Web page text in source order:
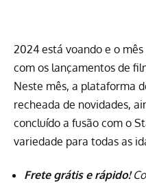
2024 está voando e o
com os lançamentos de
Neste mês, a plataforma
recheada de novidades,
concluído a fusão com o
variedade para todas as
Frete grátis e rápido!